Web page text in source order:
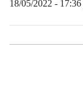
18/05/2022 - 17:36